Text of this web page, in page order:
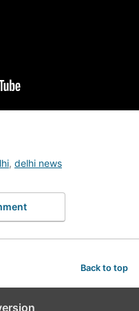
, delhi news
Back to top